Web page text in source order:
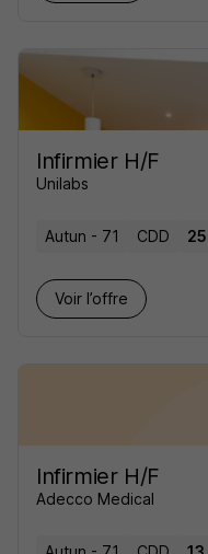
Infirmier H/F
Unilabs
Autun - 71 CDD
Voir l’offre
Infirmier H/F
Adecco Medical